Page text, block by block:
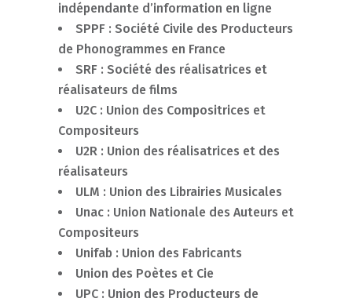
indépendante d’information en ligne
SPPF : Société Civile des Producteurs
de Phonogrammes en France
SRF : Société des réalisatrices et
réalisateurs de films
U2C : Union des Compositrices et
Compositeurs
U2R : Union des réalisatrices et des
réalisateurs
ULM : Union des Librairies Musicales
Unac : Union Nationale des Auteurs et
Compositeurs
Unifab : Union des Fabricants
Union des Poètes et Cie
UPC : Union des Producteurs de